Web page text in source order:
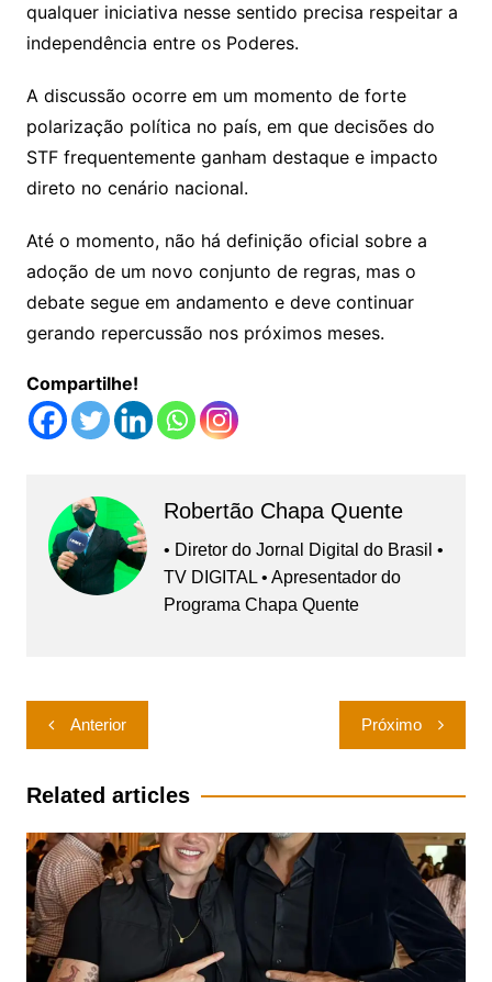
qualquer iniciativa nesse sentido precisa respeitar a
independência entre os Poderes.
A discussão ocorre em um momento de forte
polarização política no país, em que decisões do
STF frequentemente ganham destaque e impacto
direto no cenário nacional.
Até o momento, não há definição oficial sobre a
adoção de um novo conjunto de regras, mas o
debate segue em andamento e deve continuar
gerando repercussão nos próximos meses.
Compartilhe!
Robertão Chapa Quente
• Diretor do Jornal Digital do Brasil •
TV DIGITAL • Apresentador do
Programa Chapa Quente
Navegação
de
Post
Anterior Próximo
Related articles